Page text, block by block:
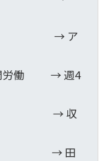
業 → ア
間労働 → 週4
万円 → 収
手前 → 田